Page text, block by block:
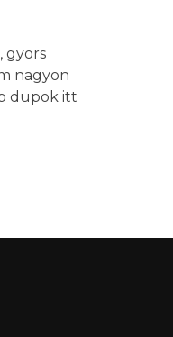
gyors
nagyon
dupok itt